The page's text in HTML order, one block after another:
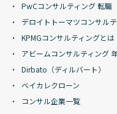
PwCコンサルティング 転職
デロイトトーマツコンサル
KPMGコンサルティングとは
アビームコンサルティング
Dirbato（ディルバート）
ベイカレクローン
コンサル企業一覧